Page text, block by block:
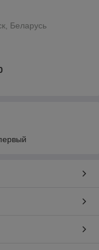
Беларусь